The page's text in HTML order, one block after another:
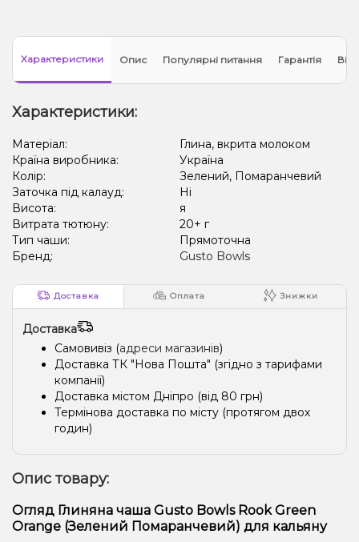
Характеристики Опис Популярні питання Гарантія
Характеристики:
Матеріал:
Глина, вкрита молоком
Країна виробника:
Україна
Колір:
Зелений, Помаранчевий
Заточка під калауд:
Ні
Висота:
я
Витрата тютюну:
20+ г
Тип чаши:
Прямоточна
Бренд:
Gusto Bowls
Доставка Оплата Знижки
Доставка
Самовивіз (адреси магазинів)
Доставка ТК "Нова Пошта" (згідно з тарифами
компанії)
Доставка містом Дніпро (від 80 грн)
Термінова доставка по місту (протягом двох
годин)
Опис товару:
Огляд Глиняна чаша Gusto Bowls Rook Green
Orange (Зелений Помаранчевий) для кальяну